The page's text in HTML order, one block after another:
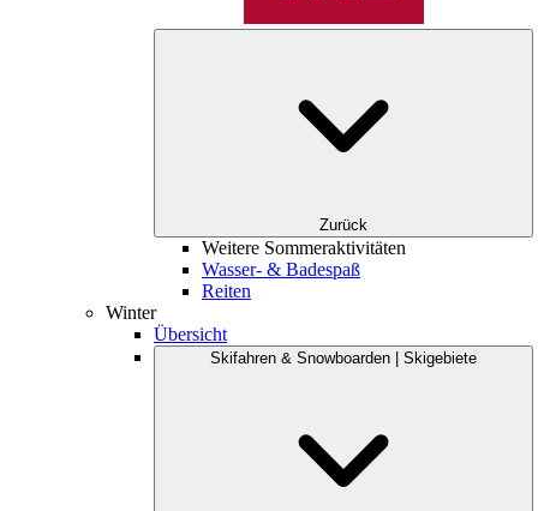
Zurück
Weitere Sommeraktivitäten
Wasser- & Badespaß
Reiten
Winter
Übersicht
Skifahren & Snowboarden | Skigebiete